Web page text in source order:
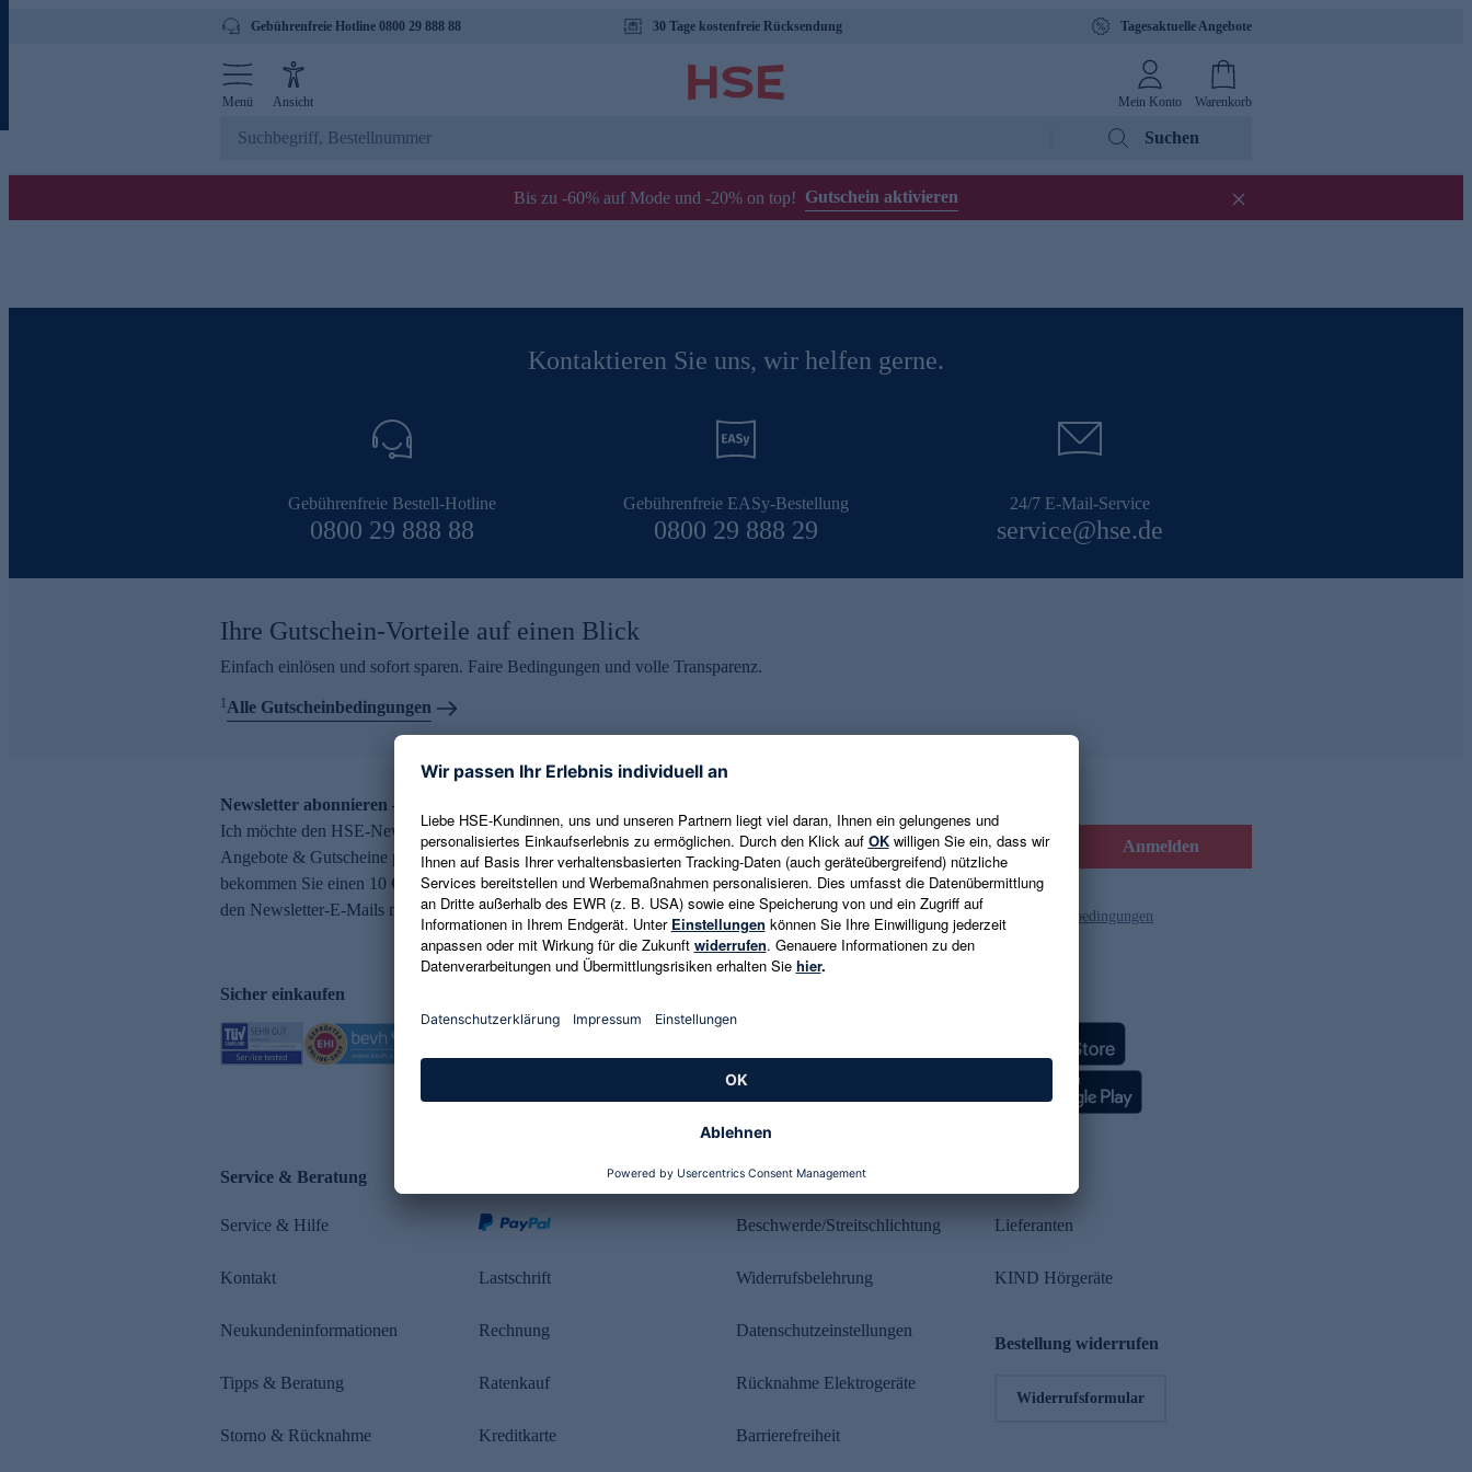
Gebührenfreie Hotline 0800 29 888 88 30 Tage kostenfreie Rücksendung Tagesaktuelle Angebote
Menü Ansicht Mein Konto Warenkorb
Suchen
Bis zu -60% auf Mode und -20% on top! Gutschein aktivieren
Kontaktieren Sie uns, wir helfen gerne.
Gebührenfreie Bestell-Hotline
0800 29 888 88
Gebührenfreie EASy-Bestellung
0800 29 888 29
24/7 E-Mail-Service
service@hse.de
Ihre Gutschein-Vorteile auf einen Blick
Einfach einlösen und sofort sparen. Faire Bedingungen und volle Transparenz.
1Alle Gutscheinbedingungen
Newsletter abonnieren – 10 € Gutschein erhalten
Ich möchte den HSE-Newsletter abonnieren und aktuelle Trends,
Angebote & Gutscheine per E-Mail erhalten. Als Dankeschön
bekommen Sie einen 10 € Gutschein. Eine Abmeldung ist jederzeit in
den Newsletter-E-Mails möglich.
E-Mail-Adresse eingeben Anmelden
Es gelten die Datenschutzrichtlinien und die Gutscheinbedingungen
Sicher einkaufen
Service & Beratung
Service & Hilfe
Kontakt
Neukundeninformationen
Tipps & Beratung
Storno & Rücknahme
Lastschrift
Rechnung
Ratenkauf
Kreditkarte
Rechtliches
Beschwerde/Streitschlichtung
Widerrufsbelehrung
Datenschutzeinstellungen
Rücknahme Elektrogeräte
Barrierefreiheit
Lieferanten
KIND Hörgeräte
Bestellung widerrufen
Widerrufsformular